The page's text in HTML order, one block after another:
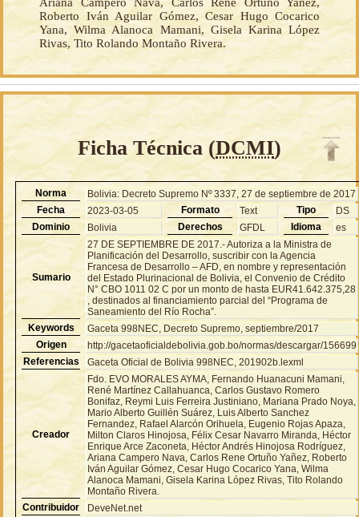
Roberto Iván Aguilar Gómez, Cesar Hugo Cocarico
Yana, Wilma Alanoca Mamani, Gisela Karina López
Rivas, Tito Rolando Montaño Rivera.
Ficha Técnica (DCMI)
Norma
Bolivia: Decreto Supremo Nº 3337, 27 de septiembre de 2017
Fecha
2023-03-05 Formato Text Tipo
DS
Dominio
Bolivia Derechos GFDL Idioma es
Sumario
27 DE SEPTIEMBRE DE 2017.- Autoriza a la Ministra de
Planificación del Desarrollo, suscribir con la Agencia
Francesa de Desarrollo – AFD, en nombre y representación
del Estado Plurinacional de Bolivia, el Convenio de Crédito
N° CBO 1011 02 C por un monto de hasta EUR41.642.375,28
, destinados al financiamiento parcial del “Programa de
Saneamiento del Río Rocha”.
Keywords
Gaceta 998NEC, Decreto Supremo, septiembre/2017
Origen
http://gacetaoficialdebolivia.gob.bo/normas/descargar/156699
Referencias
Gaceta Oficial de Bolivia 998NEC, 201902b.lexml
Creador
Fdo. EVO MORALES AYMA, Fernando Huanacuni Mamani,
René Martínez Callahuanca, Carlos Gustavo Romero
Bonifaz, Reymi Luis Ferreira Justiniano, Mariana Prado Noya,
Mario Alberto Guillén Suárez, Luis Alberto Sanchez
Fernandez, Rafael Alarcón Orihuela, Eugenio Rojas Apaza,
Milton Claros Hinojosa, Félix Cesar Navarro Miranda, Héctor
Enrique Arce Zaconeta, Héctor Andrés Hinojosa Rodríguez,
Ariana Campero Nava, Carlos Rene Ortuño Yañez, Roberto
Iván Aguilar Gómez, Cesar Hugo Cocarico Yana, Wilma
Alanoca Mamani, Gisela Karina López Rivas, Tito Rolando
Montaño Rivera.
Contribuidor
DeveNet.net